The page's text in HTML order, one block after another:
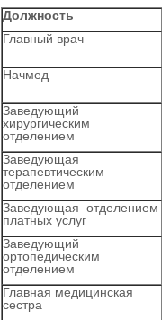
Должность
Главный врач
Начмед
Заведующий
хирургическим
отделением
Заведующая
терапевтическим
отделением
Заведующая отделением
платных услуг
Заведующий
ортопедическим
отделением
Главная медицинская
сестра